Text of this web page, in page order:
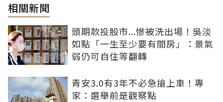
相關新聞
頭期款投股市...慘被洗出場！吳淡
如點「一生至少要有間房」：景氣
弱仍可自住等翻轉
青安3.0有3年不必急搶上車！專
家：選舉前是觀察點